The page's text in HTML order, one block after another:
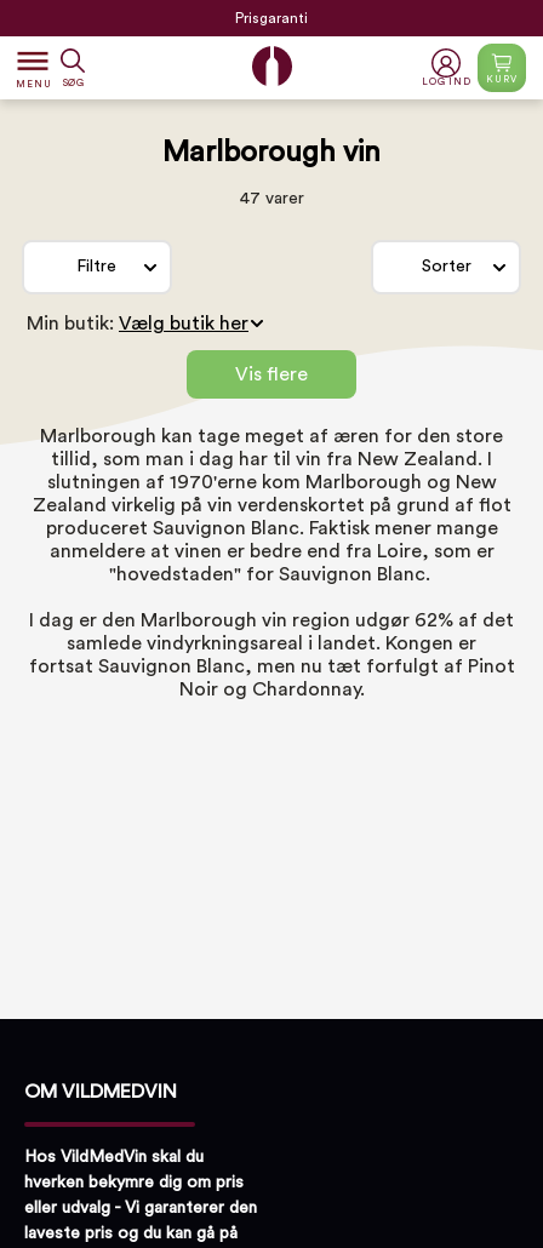
Prisgaranti
dehaze
MENU SØG LOG IND KURV
Marlborough vin
47 varer
Filtre Sorter
Min butik:
Vis flere
Marlborough kan tage meget af æren for den store
tillid, som man i dag har til vin fra New Zealand . I
slutningen af 1970'erne kom Marlborough og New
Zealand virkelig på vin verdenskortet på grund af flot
produceret Sauvignon Blanc. Faktisk mener mange
anmeldere at vinen er bedre end fra Loire, som er
"hovedstaden" for Sauvignon Blanc.
I dag er den Marlborough vin region udgør 62% af det
samlede vindyrkningsareal i landet. Kongen er
fortsat Sauvignon Blanc, men nu tæt forfulgt af Pinot
Noirog Chardonnay.
OM VILDMEDVIN
Hos VildMedVin skal du
hverken bekymre dig om pris
eller udvalg - Vi garanterer den
laveste pris og du kan gå på